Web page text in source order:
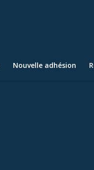
Nouvelle adhésion